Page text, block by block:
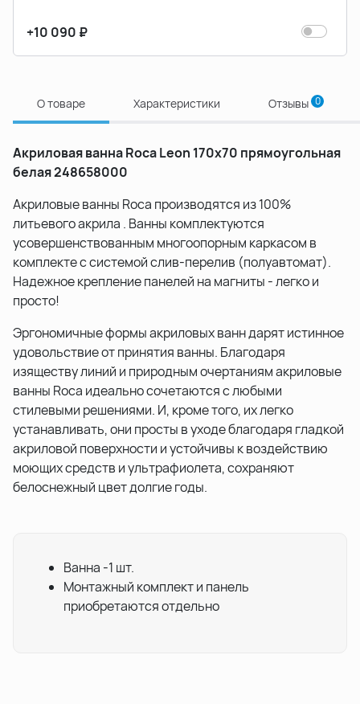
+10 090 ₽
О товаре Характеристики Отзывы 0
Акриловая ванна Roca Leon 170x70 прямоугольная
белая 248658000
Акриловые ванны Roca производятся из 100%
литьевого акрила . Ванны комплектуются
усовершенствованным многоопорным каркасом в
комплекте с системой слив-перелив (полуавтомат).
Надежное крепление панелей на магниты - легко и
просто!
Эргономичные формы акриловых ванн дарят истинное
удовольствие от принятия ванны. Благодаря
изяществу линий и природным очертаниям акриловые
ванны Roca идеально сочетаются с любыми
стилевыми решениями. И, кроме того, их легко
устанавливать, они просты в уходе благодаря гладкой
акриловой поверхности и устойчивы к воздействию
моющих средств и ультрафиолета, сохраняют
белоснежный цвет долгие годы.
Ванна -1 шт.
Монтажный комплект и панель
приобретаются отдельно